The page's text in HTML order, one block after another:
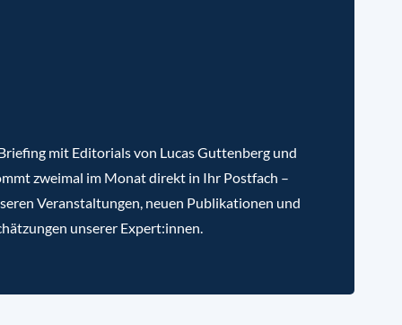
mit Editorials von Lucas Guttenberg und
zweimal im Monat direkt in Ihr Postfach –
Veranstaltungen, neuen Publikationen und
unserer Expert:innen.